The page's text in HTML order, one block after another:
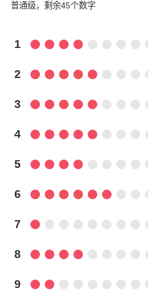
普通级，剩余45个数字
1
2
3
4
5
6
7
8
9